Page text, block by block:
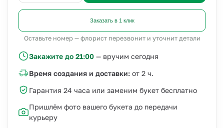
Заказать в 1 клик
Оставьте номер — флорист перезвонит и уточнит детали
Закажите до 21:00 — вручим сегодня
Время создания и доставки: от 2 ч.
Гарантия 24 часа или заменим букет бесплатно
Пришлём фото вашего букета до передачи
курьеру